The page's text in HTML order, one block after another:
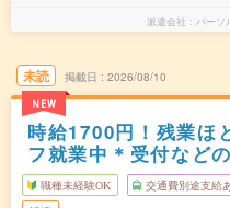
派遣会社 パーソ
未読
NEW
掲載日 2026/08/10
時給1700円！残業ほ
フ就業中＊受付など
職種未経験OK 交通費別途支給